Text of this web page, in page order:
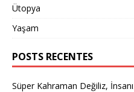
Ütopya
Yaşam
POSTS RECENTES
Süper Kahraman Değiliz,